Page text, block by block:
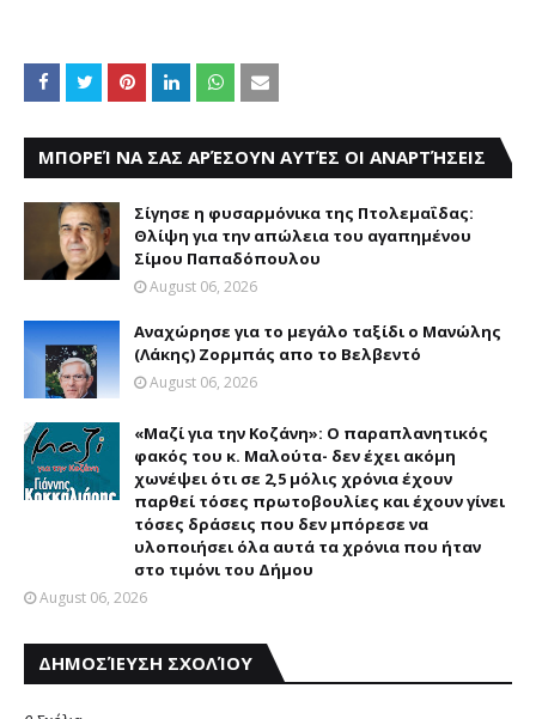
ΜΠΟΡΕΊ ΝΑ ΣΑΣ ΑΡΈΣΟΥΝ ΑΥΤΈΣ ΟΙ ΑΝΑΡΤΉΣΕΙΣ
Σίγησε η φυσαρμόνικα της Πτολεμαΐδας:
Θλίψη για την απώλεια του αγαπημένου
Σίμου Παπαδόπουλου
August 06, 2026
Αναχώρησε για το μεγάλο ταξίδι ο Μανώλης
(Λάκης) Ζορμπάς απο το Βελβεντό
August 06, 2026
«Μαζί για την Κοζάνη»: Ο παραπλανητικός
φακός του κ. Μαλούτα- δεν έχει ακόμη
χωνέψει ότι σε 2,5 μόλις χρόνια έχουν
παρθεί τόσες πρωτοβουλίες και έχουν γίνει
τόσες δράσεις που δεν μπόρεσε να
υλοποιήσει όλα αυτά τα χρόνια που ήταν
στο τιμόνι του Δήμου
August 06, 2026
ΔΗΜΟΣΊΕΥΣΗ ΣΧΟΛΊΟΥ